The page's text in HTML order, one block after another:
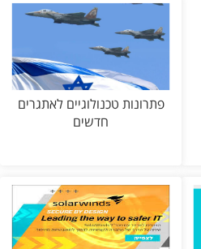
פתרונות טכנולוגיים לאתגרים
חדשים